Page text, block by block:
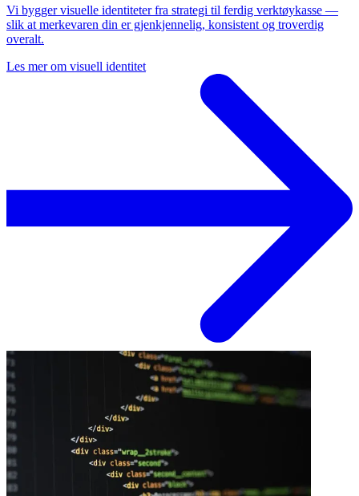
Vi bygger visuelle identiteter fra strategi til ferdig verktøykasse —
slik at merkevaren din er gjenkjennelig, konsistent og troverdig
overalt.
Les mer om visuell identitet